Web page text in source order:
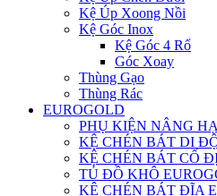
Kệ Úp Xoong Nồi
Kệ Góc Inox
Kệ Góc 4 Rổ
Góc Xoay
Thùng Gạo
Thùng Rác
EUROGOLD
PHỤ KIỆN NÂNG
KỆ CHÉN BÁT DI
KỆ CHÉN BÁT CỐ
TỦ ĐỒ KHÔ
KỆ CHÉN BÁT ĐĨA